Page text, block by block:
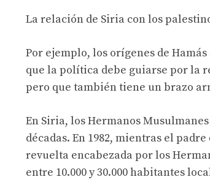
La relación de Siria con los
Por ejemplo, los orígenes de
que la política debe guiarse por la
pero que también tiene un brazo
En Siria, los Hermanos
décadas. En 1982, mientras el
revuelta encabezada por los
entre 10.000 y 30.000 habitantes